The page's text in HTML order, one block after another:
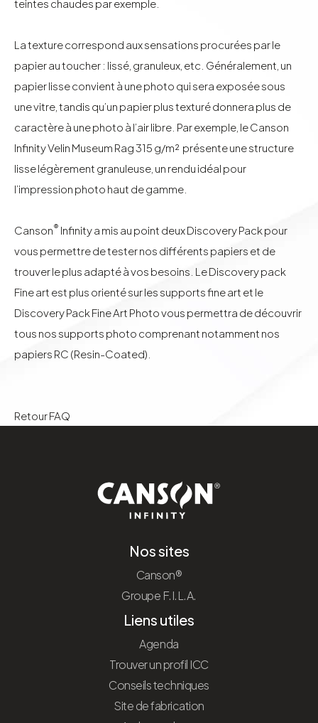
teintes chaudes par exemple.
La texture correspond aux sensations procurées par le
papier au toucher : lissé, granuleux, etc. Généralement, un
papier lisse convient à une photo qui sera exposée sous
une vitre, tandis qu’un papier plus texturé donnera plus de
caractère à une photo à l’air libre. Par exemple, leCanson
Infinity Velin Museum Rag 315 g/m² présente une structure
lisse légèrement granuleuse, un rendu idéal pour
l’impression photo haut de gamme.
Canson® Infinity a mis au point deuxDiscovery Packpour
vous permettre de tester nos différents papiers et de
trouver le plus adapté à vos besoins. Le Discovery pack
Fine art est plus orienté sur les supports fine art et le
Discovery Pack Fine Art Photo vous permettra de découvrir
tous nos supports photo comprenant notamment nos
papiers RC (Resin-Coated).
Retour FAQ
Nos sites
Canson®
Groupe F.I.L.A.
Liens utiles
Agenda
Trouver un profil ICC
Conseils techniques
Site de fabrication